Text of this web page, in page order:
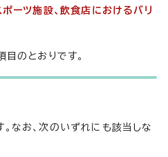
ポーツ施設、飲食店におけるバリ
目のとおりです。
なお、次のいずれにも該当しな